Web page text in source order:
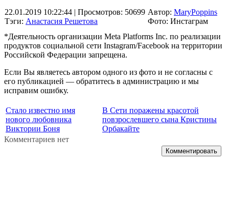
22.01.2019 10:22:44 | Просмотров: 50699
Тэги: Анастасия Решетова
Автор: MaryPoppins
Фото: Инстаграм
*Деятельность организации Meta Platforms Inc. по реализации
продуктов социальной сети Instagram/Facebook на территории
Российской Федерации запрещена.
Если Вы являетесь автором одного из фото и не согласны с
его публикацией — обратитесь в администрацию и мы
исправим ошибку.
Стало известно имя
нового любовника
Виктории Боня
В Сети поражены красотой
повзрослевшего сына Кристины
Орбакайте
Комментариев нет
Комментировать